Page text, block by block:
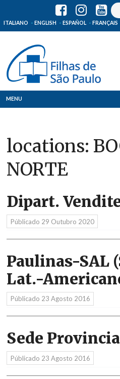
ITALIANO ENGLISH ESPAÑOL FRANÇAIS
MENU
Onde Estamos
Notícias
Recursos
Media
locations:
NORTE
Dipart.
Públicado 29 Outubro 2020
Paulinas-SAL
Lat.-
Públicado 23 Agosto 2016
Sede
Públicado 23 Agosto 2016